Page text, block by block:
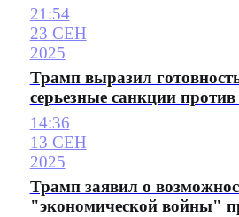
21:54
23 СЕН
2025
Трамп выразил
серьезные санкции
14:36
13 СЕН
2025
Трамп заявил о
"экономической войны"